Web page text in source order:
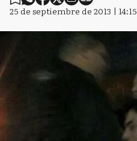
25 de septiembre de 2013 | 14:15